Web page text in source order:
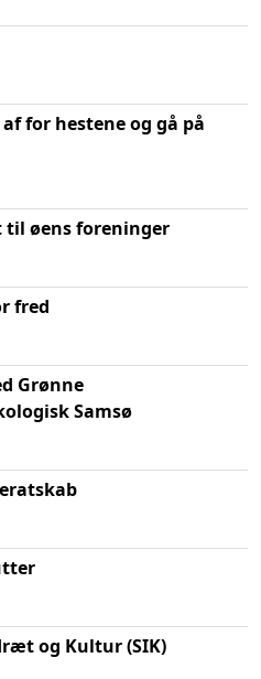
for hestene og gå på
til øens foreninger
fred
Grønne
Samsø
og Kultur (SIK)